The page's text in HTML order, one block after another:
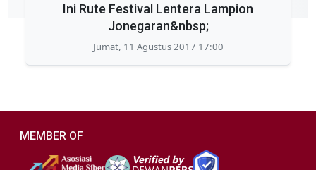
Ini Rute Festival Lentera Lampion
Jonegaran&nbsp;
Jumat, 11 Agustus 2017 17:00
MEMBER OF